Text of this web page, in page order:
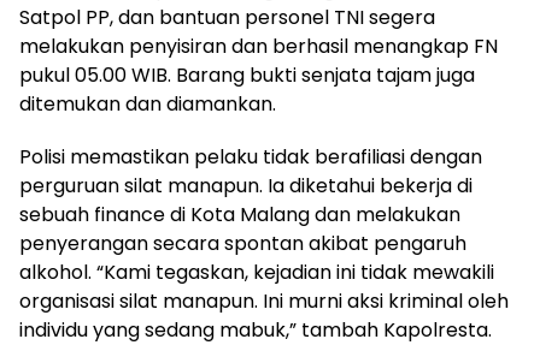
Satpol PP, dan bantuan personel TNI segera
melakukan penyisiran dan berhasil menangkap FN
pukul 05.00 WIB. Barang bukti senjata tajam juga
ditemukan dan diamankan.
Polisi memastikan pelaku tidak berafiliasi dengan
perguruan silat manapun. Ia diketahui bekerja di
sebuah finance di Kota Malang dan melakukan
penyerangan secara spontan akibat pengaruh
alkohol. “Kami tegaskan, kejadian ini tidak mewakili
organisasi silat manapun. Ini murni aksi kriminal oleh
individu yang sedang mabuk,” tambah Kapolresta.